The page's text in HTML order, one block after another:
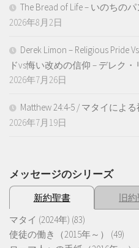
The Bread of Life – いのちのパ
2026年8月2日
Derek Limon – Religious Pride
ドvs悔い改めの信仰 – デレク・
2026年7月26日
Matthew 24:4-5 / マタイによ
2026年7月19日
メッセージのシリーズ
新約聖書 旧
マタイ (2024年) (83)
使徒の働き（2015年～）
(49)